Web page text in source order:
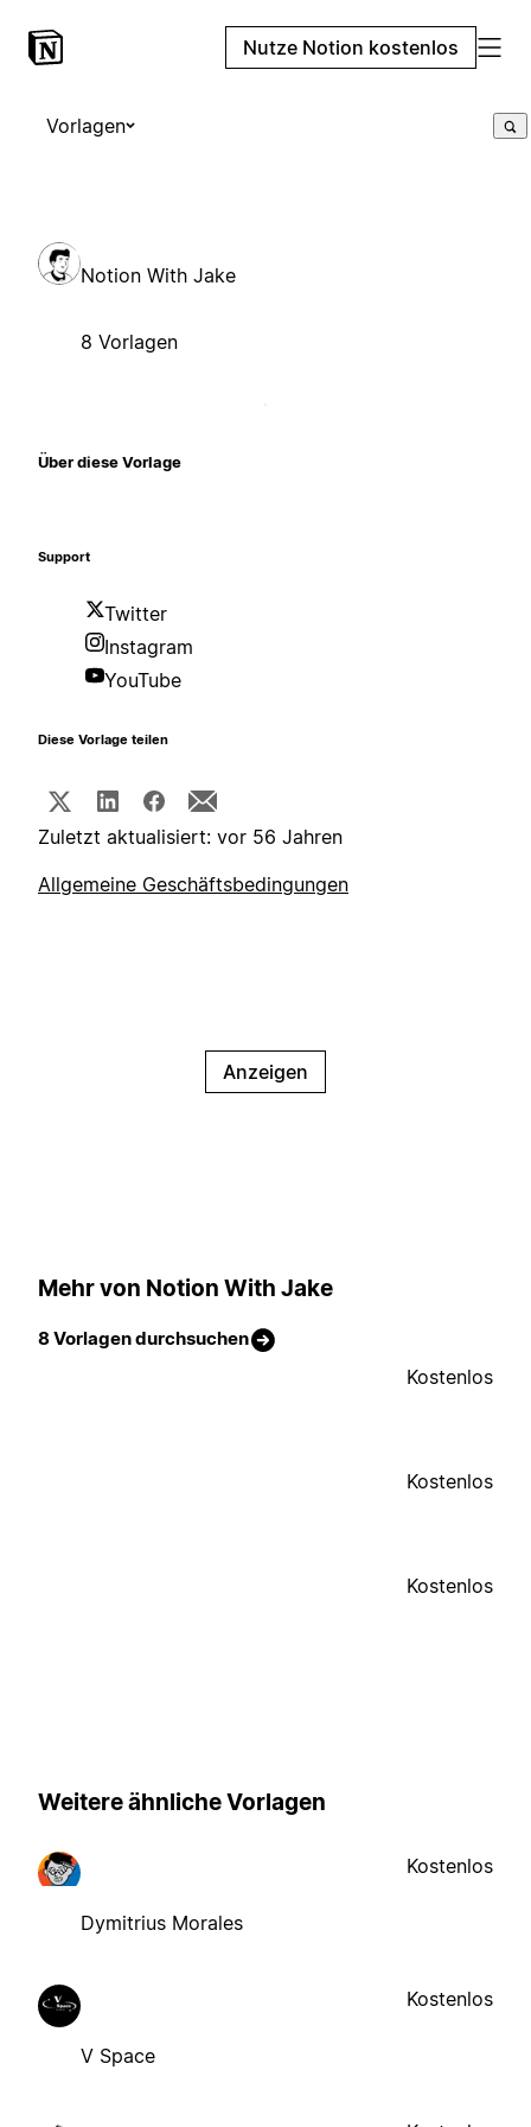
Nutze Notion kostenlos
Vorlagen
Notion With Jake
8 Vorlagen
Über diese Vorlage
Support
Twitter
Instagram
YouTube
Diese Vorlage teilen
Zuletzt aktualisiert: vor 56 Jahren
Allgemeine Geschäftsbedingungen
Anzeigen
Mehr von Notion With Jake
8 Vorlagen durchsuchen
Kostenlos
Kostenlos
Kostenlos
Weitere ähnliche Vorlagen
Dymitrius Morales
Kostenlos
V Space
Kostenlos